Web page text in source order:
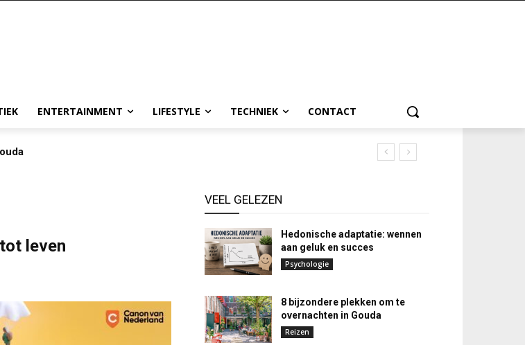
ENTERTAINMENT LIFESTYLE TECHNIEK CONTACT
leven
VEEL GELEZEN
Hedonische adaptatie: wennen
aan geluk en succes
Psychologie
8 bijzondere plekken om te
overnachten in Gouda
Reizen